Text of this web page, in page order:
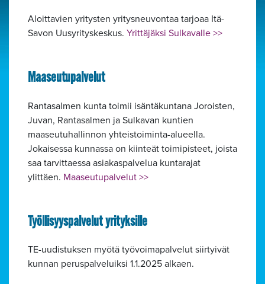
Aloittavien yritysten yritysneuvontaa tarjoaa Itä-
Savon Uusyrityskeskus. Yrittäjäksi Sulkavalle >>
Maaseutupalvelut
Rantasalmen kunta toimii isäntäkuntana Joroisten,
Juvan, Rantasalmen ja Sulkavan kuntien
maaseutuhallinnon yhteistoiminta-alueella.
Jokaisessa kunnassa on kiinteät toimipisteet, joista
saa tarvittaessa asiakaspalvelua kuntarajat
ylittäen. Maaseutupalvelut >>
Työllisyyspalvelut yrityksille
TE-uudistuksen myötä työvoimapalvelut siirtyivät
kunnan peruspalveluiksi 1.1.2025 alkaen.